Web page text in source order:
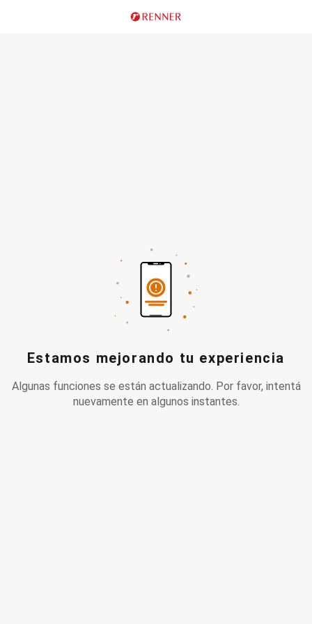
Estamos mejorando tu experiencia
Algunas funciones se están actualizando. Por favor, intentá
nuevamente en algunos instantes.